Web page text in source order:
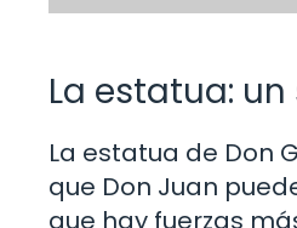
La estatua:
La estatua de Don
que Don Juan
que hay fuerzas